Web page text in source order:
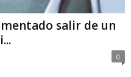
salir de un
0